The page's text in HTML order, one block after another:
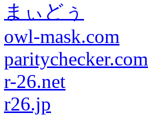
まぃどぅ
owl-mask.com
paritychecker.com
r-26.net
r26.jp